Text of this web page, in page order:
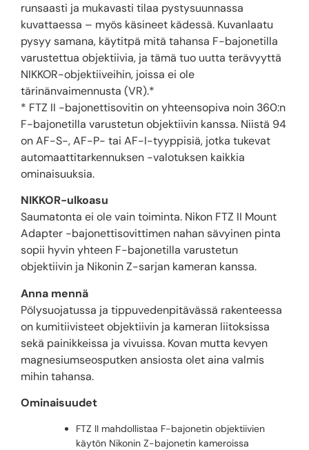
runsaasti ja mukavasti tilaa pystysuunnassa
kuvattaessa – myös käsineet kädessä. Kuvanlaatu
pysyy samana, käytitpä mitä tahansa F-bajonetilla
varustettua objektiivia, ja tämä tuo uutta terävyyttä
NIKKOR-objektiiveihin, joissa ei ole
tärinänvaimennusta (VR).*
* FTZ II -bajonettisovitin on yhteensopiva noin 360:n
F-bajonetilla varustetun objektiivin kanssa. Niistä 94
on AF-S-, AF-P- tai AF-I-tyyppisiä, jotka tukevat
automaattitarkennuksen -valotuksen kaikkia
ominaisuuksia.
NIKKOR-ulkoasu
Saumatonta ei ole vain toiminta. Nikon FTZ II Mount
Adapter -bajonettisovittimen nahan sävyinen pinta
sopii hyvin yhteen F-bajonetilla varustetun
objektiivin ja Nikonin Z-sarjan kameran kanssa.
Anna mennä
Pölysuojatussa ja tippuvedenpitävässä rakenteessa
on kumitiivisteet objektiivin ja kameran liitoksissa
sekä painikkeissa ja vivuissa. Kovan mutta kevyen
magnesiumseosputken ansiosta olet aina valmis
mihin tahansa.
Ominaisuudet
FTZ II mahdollistaa F-bajonetin objektiivien
käytön Nikonin Z-bajonetin kameroissa